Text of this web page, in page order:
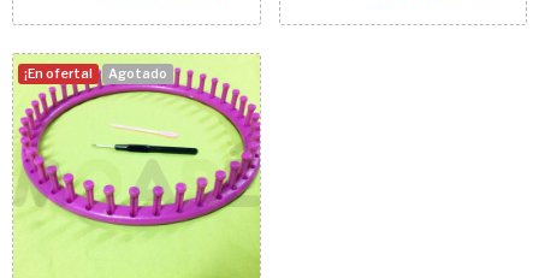
¡En oferta! Agotado